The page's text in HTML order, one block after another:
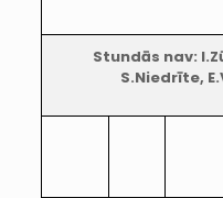
Stundās nav:
S.Niedrīte,